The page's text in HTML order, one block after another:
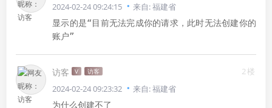
2024-02-24 09:24:15
来自: 福建省
显示的是“目前无法完成你的请求，此时无法创建你的
账户”
访客 V 访客
2楼
2024-02-24 09:23:32
来自: 福建省
为什么创建不了